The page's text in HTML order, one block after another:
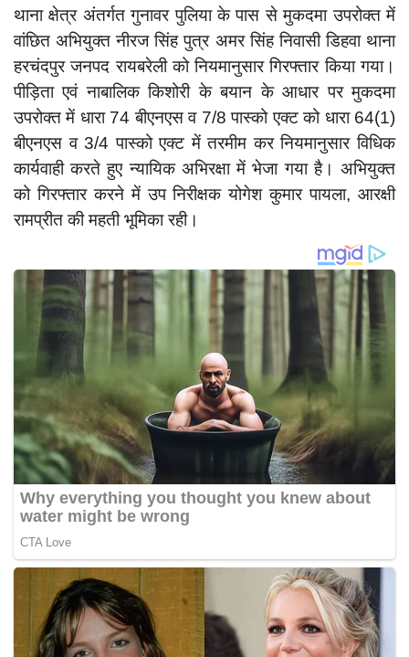
English
थाना क्षेत्र अंतर्गत गुनावर पुलिया के पास से मुकदमा उपरोक्त में
वांछित अभियुक्त नीरज सिंह पुत्र अमर सिंह निवासी डिहवा थाना
हरचंदपुर जनपद रायबरेली को नियमानुसार गिरफ्तार किया गया।
पीड़िता एवं नाबालिक किशोरी के बयान के आधार पर मुकदमा
उपरोक्त में धारा 74 बीएनएस व 7/8 पास्को एक्ट को धारा 64(1)
बीएनएस व 3/4 पास्को एक्ट में तरमीम कर नियमानुसार विधिक
कार्यवाही करते हुए न्यायिक अभिरक्षा में भेजा गया है। अभियुक्त
को गिरफ्तार करने में उप निरीक्षक योगेश कुमार पायला, आरक्षी
रामप्रीत की महती भूमिका रही।